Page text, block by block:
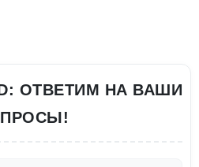
ОТВЕТИМ НА ВАШИ